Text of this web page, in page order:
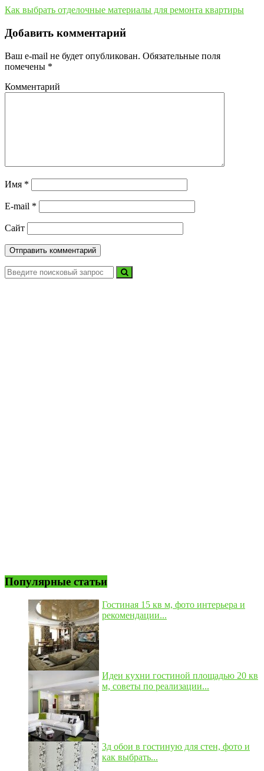
Как выбрать отделочные материалы для ремонта квартиры
Добавить комментарий
Ваш e-mail не будет опубликован. Обязательные поля
помечены *
Комментарий
Имя *
E-mail *
Сайт
Популярные статьи
Гостиная 15 кв м, фото интерьера и
рекомендации...
Идеи кухни гостиной площадью 20 кв
м, советы по реализации...
3д обои в гостиную для стен, фото и
как выбрать...